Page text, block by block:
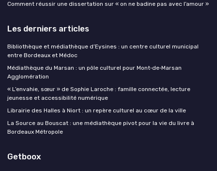
Comment réussir une dissertation sur « on ne badine pas avec l’amour »
Les derniers articles
Bibliothèque et médiathèque d’Eysines : un centre culturel municipal
entre Bordeaux et Médoc
Médiathèque du Marsan : un pôle culturel pour Mont‑de‑Marsan
Agglomération
« L’envahie, sœur » de Sophie Laroche : famille connectée, lecture
jeunesse et accessibilité numérique
Librairie des Halles à Niort : un repère culturel au cœur de la ville
La Source au Bouscat : une médiathèque pivot pour la vie du livre à
Bordeaux Métropole
Getboox